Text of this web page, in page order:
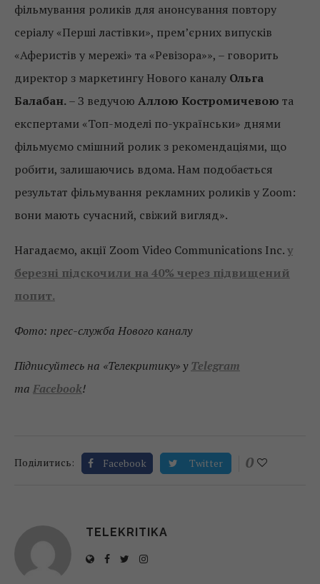
фільмування роликів для анонсування повтору
серіалу «Перші ластівки», прем’єрних випусків
«Аферистів у мережі» та «Ревізора»», – говорить
директор з маркетингу Нового каналу Ольга
Балабан.– З ведучою Аллою Костромичевою та
експертами «Топ-моделі по-українськи» днями
фільмуємо смішний ролик з рекомендаціями, що
робити, залишаючись вдома. Нам подобається
результат фільмування рекламних роликів у Zооm:
вони мають сучасний, свіжий вигляд».
Нагадаємо, акції Zoom Video Communications Inc.у
березні підскочили на 40% через підвищений
попит.
Фото: прес-служба Нового каналу
Підписуйтесь на «Телекритику» у Telegram
та Facebook!
Поділитись: Facebook Twitter 0
TELEKRITIKA